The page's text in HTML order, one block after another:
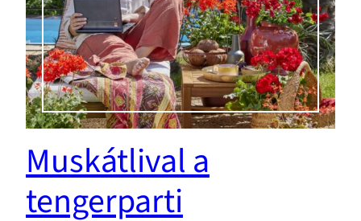
Muskátlival a
tengerparti